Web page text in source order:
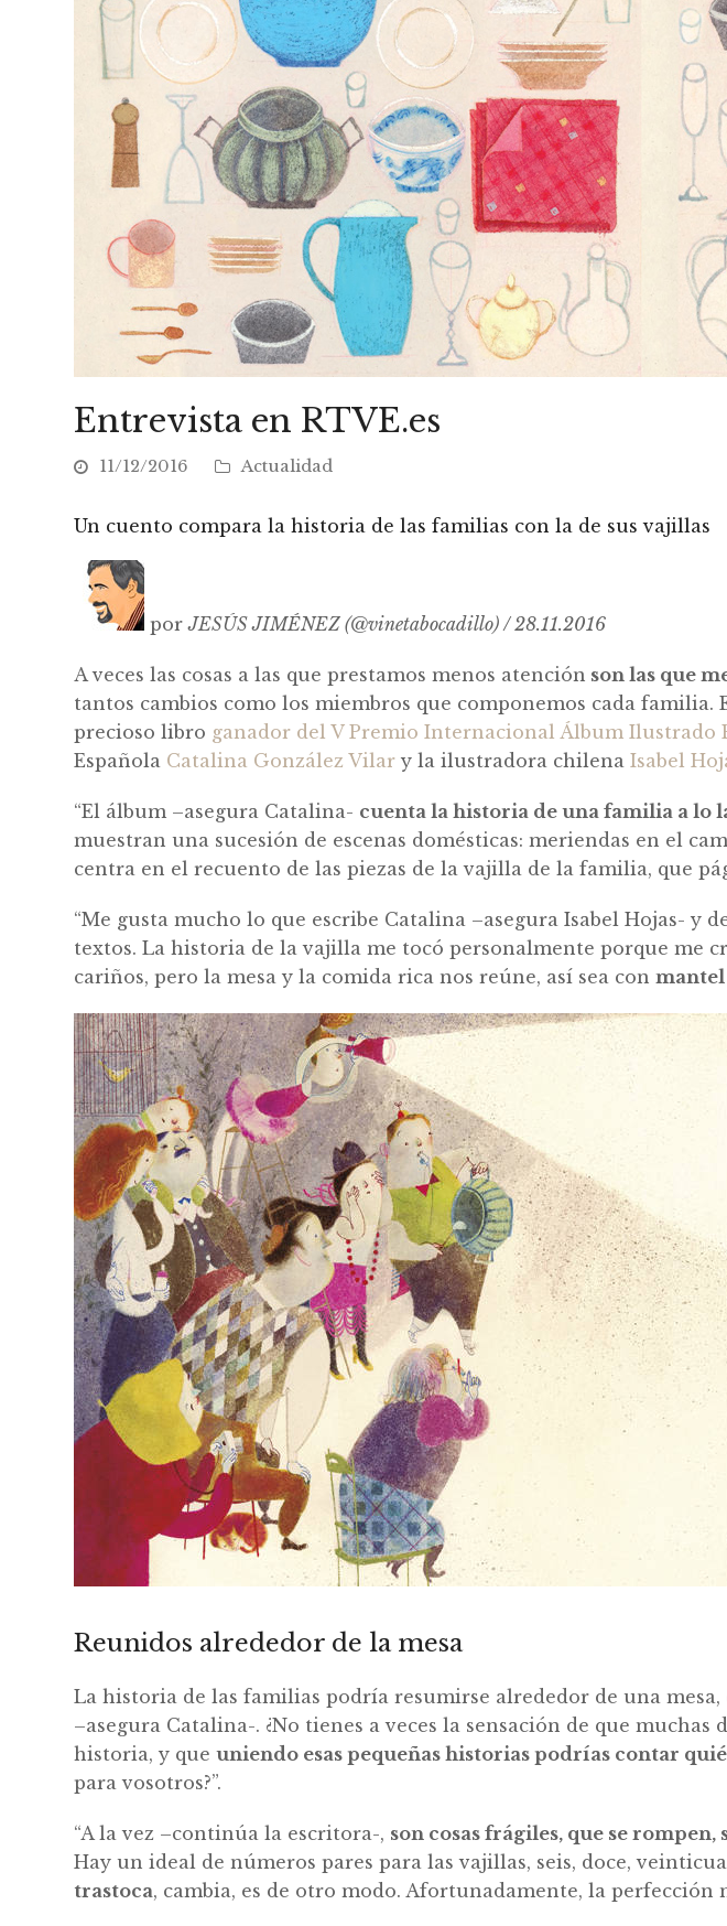
Entrevista en RTVE.es
11/12/2016 Actualidad
Un cuento compara la historia de las familias con la de sus vajillas
porJESÚS JIMÉNEZ (@vinetabocadillo) / 28.11.2016
A veces las cosas a las que prestamos menos atención son las que
tantos cambios como los miembros que componemos cada familia.
precioso libro ganador del V Premio Internacional Álbum Ilustrado
Española Catalina González Vilar y la ilustradora chilenaIsabel
“El álbum –asegura Catalina- cuenta la historia de una familia a lo
muestran una sucesión de escenas domésticas: meriendas en el
centra en el recuento de las piezas de la vajilla de la familia, que
“Me gusta mucho lo que escribe Catalina –asegura Isabel Hojas- y
textos. La historia de la vajilla me tocó personalmente porque me
cariños, pero la mesa y la comida rica nos reúne, así sea conmantel
Reunidos alrededor de la mesa
La historia de las familias podría resumirse alrededor de una
–asegura Catalina-. ¿No tienes a veces la sensación de que
historia, y queuniendo esas pequeñas historias podrías contar
para vosotros?”.
“A la vez –continúa la escritora-, son cosas frágiles, que se
Hay un ideal de números pares para las vajillas, seis, doce,
trastoca, cambia, es de otro modo. Afortunadamente, la perfección